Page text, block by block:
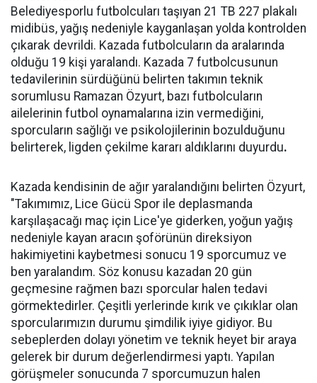
Belediyesporlu futbolcuları taşıyan 21 TB 227 plakalı
midibüs, yağış nedeniyle kayganlaşan yolda kontrolden
çıkarak devrildi. Kazada futbolcuların da aralarında
olduğu 19 kişi yaralandı. Kazada 7 futbolcusunun
tedavilerinin sürdüğünü belirten takımın teknik
sorumlusu Ramazan Özyurt, bazı futbolcuların
ailelerinin futbol oynamalarına izin vermediğini,
sporcuların sağlığı ve psikolojilerinin bozulduğunu
belirterek, ligden çekilme kararı aldıklarını duyurdu.
Kazada kendisinin de ağır yaralandığını belirten Özyurt,
"Takımımız, Lice Gücü Spor ile deplasmanda
karşılaşacağı maç için Lice'ye giderken, yoğun yağış
nedeniyle kayan aracın şoförünün direksiyon
hakimiyetini kaybetmesi sonucu 19 sporcumuz ve
ben yaralandım. Söz konusu kazadan 20 gün
geçmesine rağmen bazı sporcular halen tedavi
görmektedirler. Çeşitli yerlerinde kırık ve çıkıklar olan
sporcularımızın durumu şimdilik iyiye gidiyor. Bu
sebeplerden dolayı yönetim ve teknik heyet bir araya
gelerek bir durum değerlendirmesi yaptı. Yapılan
görüşmeler sonucunda 7 sporcumuzun halen